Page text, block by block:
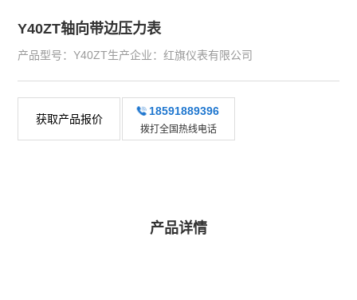
Y40ZT轴向带边压力表
产品型号：Y40ZT生产企业：红旗仪表有限公司
获取产品报价
18591889396
拨打全国热线电话
产品详情